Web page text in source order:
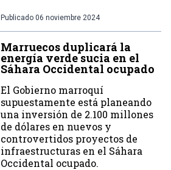
Publicado 06 noviembre 2024
Marruecos duplicará la
energía verde sucia en el
Sáhara Occidental ocupado
El Gobierno marroquí
supuestamente está planeando
una inversión de 2.100 millones
de dólares en nuevos y
controvertidos proyectos de
infraestructuras en el Sáhara
Occidental ocupado.